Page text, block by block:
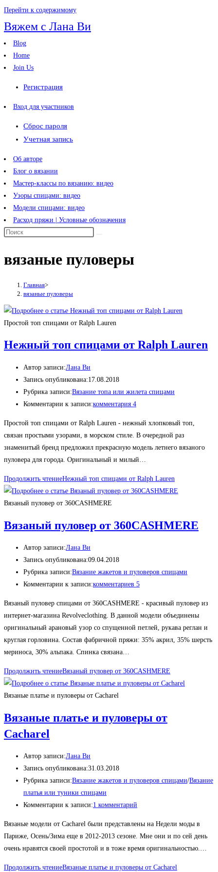
Перейти к содержимому
Вяжем с Лана Ви
Blog
Home
Join Us
Регистрация
Вход для участников
Сброс пароля
Учетная запись
Об авторе
Блог о вязании
Мастер-классы по вязанию: видео
Узоры спицами: видео
Модели спицами: видео
Расход пряжи | Условные обозначения
вязаные пуловеры
Главная>
вязаные пуловеры
Простой топ спицами от Ralph Lauren
Нежный топ спицами от Ralph Lauren
Автор записи:Лана Ви
Запись опубликована:17.08.2018
Рубрика записи:Вязание топа или жилета спицами
Комментарии к записи:комментария 4
Простой топ спицами от Ralph Lauren - нежный хлопковый топ,
связан простыми узорами, в морском стиле. В очередной раз
знаменитый бренд предложил прекрасную модель летнего вязаного
пуловера для города. Оригинальный и милый…
Продолжить чтениеНежный топ спицами от Ralph Lauren
Вязаный пуловер от 360CASHMERE
Вязаный пуловер от 360CASHMERE
Автор записи:Лана Ви
Запись опубликована:09.04.2018
Рубрика записи:Вязание жакетов и пуловеров спицами
Комментарии к записи:комментариев 5
Вязаный пуловер спицами от 360CASHMERE - красивый пуловер из
интернет-магазина Revolveclothing. В данной модели объединены
оригинальный арановый узор со спущенной петлей, рукава реглан и
круглая горловина. Состав фабричной пряжи: 35% акрил, 35% шерсть
мериноса, 30% альпака. Спинка связана…
Продолжить чтениеВязаный пуловер от 360CASHMERE
Вязаные платье и пуловеры от Cacharel
Вязаные платье и пуловеры от
Cacharel
Автор записи:Лана Ви
Запись опубликована:31.03.2018
Рубрика записи:Вязание жакетов и пуловеров спицами/Вязание
платья или туники спицами
Комментарии к записи:1 комментарий
Вязаные модели от Cacharel были представлены на Недели моды в
Париже, Осень/Зима еще в 2012-2013 сезоне. Мне они и по сей день
очень нравятся своей простотой и в тоже время оригинальностью.…
Продолжить чтениеВязаные платье и пуловеры от Cacharel